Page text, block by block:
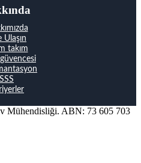
Ulaşın
takım
SSS
Mühendisliği. ABN: 73 605 703